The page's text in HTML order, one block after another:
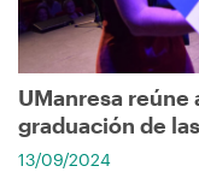
UManresa reúne
graduación de
13/09/2024